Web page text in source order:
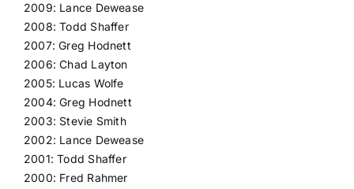
2009: Lance Dewease
2008: Todd Shaffer
2007: Greg Hodnett
2006: Chad Layton
2005: Lucas Wolfe
2004: Greg Hodnett
2003: Stevie Smith
2002: Lance Dewease
2001: Todd Shaffer
2000: Fred Rahmer